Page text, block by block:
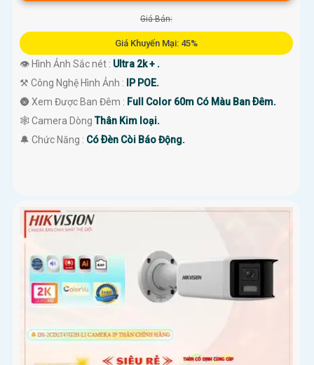
Giá Bán:
Giá Khuyến Mại: 45%
👁 Hình Ảnh Sắc nét : Ultra 2k + .
⚒ Công Nghệ Hình Ảnh :
IP POE.
🌚 Xem Được Ban Đêm : Full Color 60m Có Màu Ban Ðêm.
🕸️ Camera DòngThân Kim loại.
️🔔 Chức Năng : Có Ðèn Còi Báo Động.